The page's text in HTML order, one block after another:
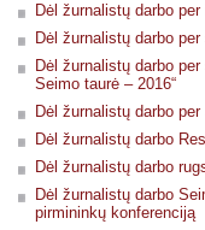
Dėl žurnalistų darbo
Dėl žurnalistų darbo
Dėl žurnalistų darbo
Seimo taurė – 2016“
Dėl žurnalistų darbo
Dėl žurnalistų darbo
Dėl žurnalistų darbo
Dėl žurnalistų darbo
pirmininkų konferenciją